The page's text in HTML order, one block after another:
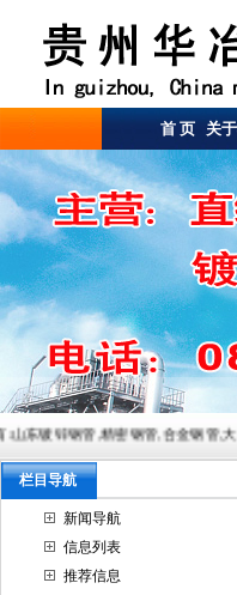
首 页 关
镀锌钢管,精密钢管,合金钢管,大口
栏目导航
新闻导航
信息列表
推荐信息